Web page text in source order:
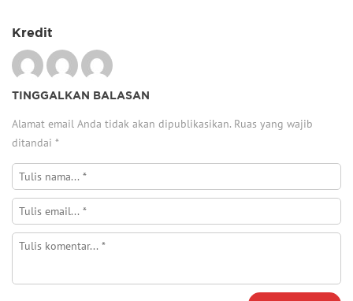
Kredit
TINGGALKAN BALASAN
Alamat email Anda tidak akan dipublikasikan. Ruas yang wajib
ditandai *